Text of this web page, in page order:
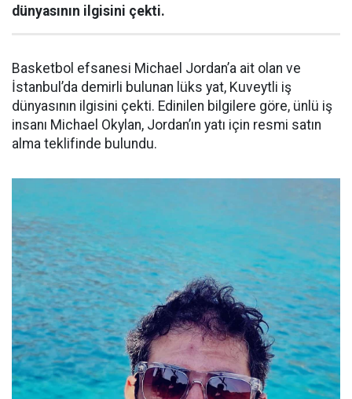
dünyasının ilgisini çekti.
Basketbol efsanesi Michael Jordan’a ait olan ve
İstanbul’da demirli bulunan lüks yat, Kuveytli iş
dünyasının ilgisini çekti. Edinilen bilgilere göre, ünlü iş
insanı Michael Okylan, Jordan’ın yatı için resmi satın
alma teklifinde bulundu.